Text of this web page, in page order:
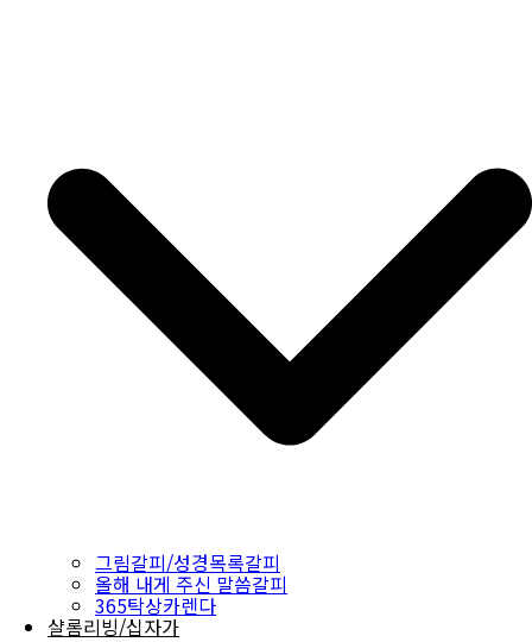
그림갈피/성경목록갈피
올해 내게 주신 말씀갈피
365탁상카렌다
샬롬리빙/십자가